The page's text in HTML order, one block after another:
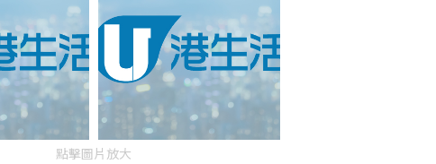
點擊圖片放大